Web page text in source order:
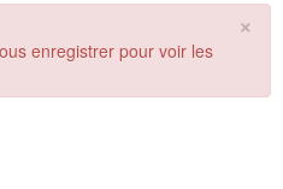
×
enregistrer pour voir les